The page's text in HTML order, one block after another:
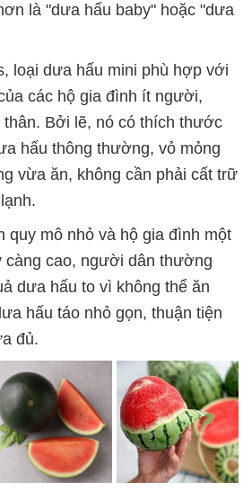
là "dưa hấu baby" hoặc "dưa
loại dưa hấu mini phù hợp với
các hộ gia đình ít người,
Bởi lẽ, nó có thích thước
hấu thông thường, vỏ mỏng
vừa ăn, không cần phải cất trữ
quy mô nhỏ và hộ gia đình một
càng cao, người dân thường
dưa hấu to vì không thể ăn
hấu táo nhỏ gọn, thuận tiện
đủ.